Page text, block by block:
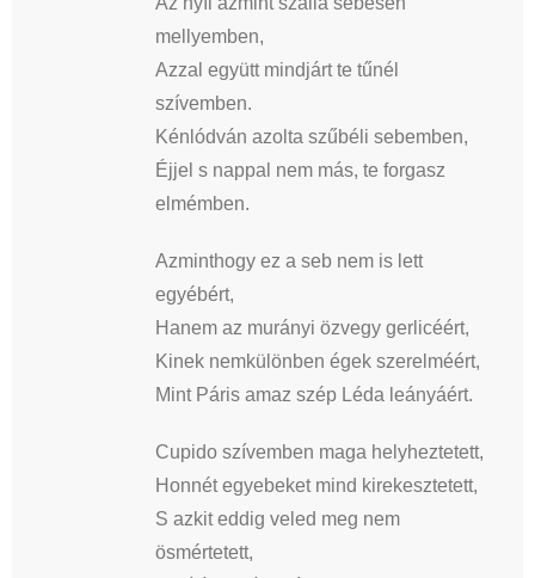
mellyemben,
Azzal együtt mindjárt te tűnél
szívemben.
Kénlódván azolta szűbéli sebemben,
Éjjel s nappal nem más, te forgasz
elmémben.
Azminthogy ez a seb nem is lett
egyébért,
Hanem az murányi özvegy gerlicéért,
Kinek nemkülönben égek szerelméért,
Mint Páris amaz szép Léda leányáért.
Cupido szívemben maga helyheztetett,
Honnét egyebeket mind kirekesztetett,
S azkit eddig veled meg nem
ösmértetett,